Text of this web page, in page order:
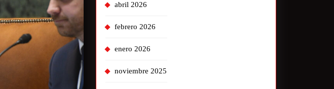
abril 2026
febrero 2026
enero 2026
noviembre 2025